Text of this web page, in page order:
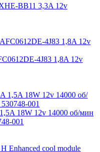
BB11 3,3A 12v
4J83 1,8A 12v
18W 12v 14000 об/мин
001